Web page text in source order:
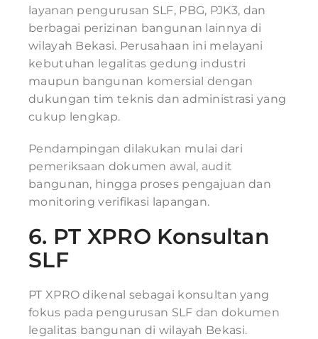
layanan pengurusan SLF, PBG, PJK3, dan
berbagai perizinan bangunan lainnya di
wilayah Bekasi. Perusahaan ini melayani
kebutuhan legalitas gedung industri
maupun bangunan komersial dengan
dukungan tim teknis dan administrasi yang
cukup lengkap.
Pendampingan dilakukan mulai dari
pemeriksaan dokumen awal, audit
bangunan, hingga proses pengajuan dan
monitoring verifikasi lapangan.
6. PT XPRO Konsultan
SLF
PT XPRO dikenal sebagai konsultan yang
fokus pada pengurusan SLF dan dokumen
legalitas bangunan di wilayah Bekasi.